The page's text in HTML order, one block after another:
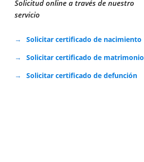
Solicitud online a través de nuestro
servicio
Solicitar certificado de nacimiento
Solicitar certificado de matrimonio
Solicitar certificado de defunción